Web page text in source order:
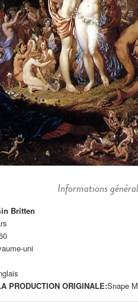
Informations
Britten
uni
PRODUCTION ORIGINALE:Snape